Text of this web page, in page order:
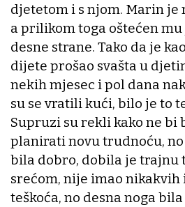
djetetom i s njom. Marin je
a prilikom toga oštećen
desne strane. Tako da je
dijete prošao svašta u
nekih mjesec i pol dana
su se vratili kući, bilo je to
Supruzi su rekli kako ne bi
planirati novu trudnoću,
bila dobro, dobila je trajnu
srećom, nije imao
teškoća, no desna noga